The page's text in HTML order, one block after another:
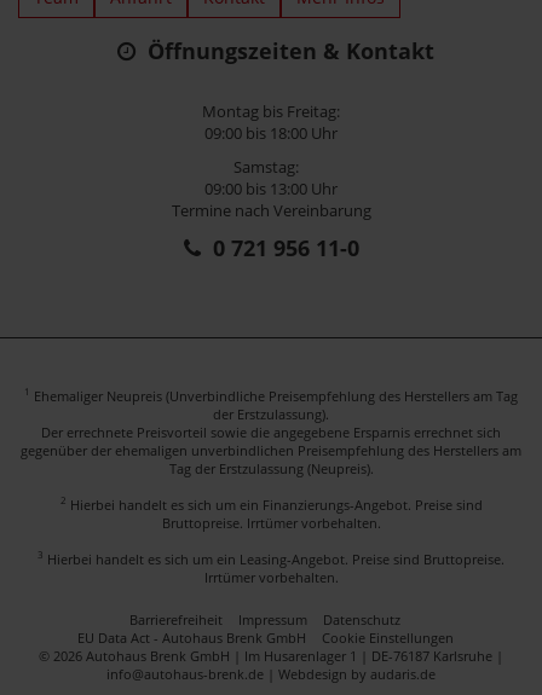
Öffnungszeiten & Kontakt
Montag bis Freitag:
09:00 bis 18:00 Uhr
Samstag:
09:00 bis 13:00 Uhr
Termine nach Vereinbarung
0 721 956 11-0
1 Ehemaliger Neupreis (Unverbindliche Preisempfehlung des Herstellers am Tag
der Erstzulassung).
Der errechnete Preisvorteil sowie die angegebene Ersparnis errechnet sich
gegenüber der ehemaligen unverbindlichen Preisempfehlung des Herstellers am
Tag der Erstzulassung (Neupreis).
2 Hierbei handelt es sich um ein Finanzierungs-Angebot. Preise sind
Bruttopreise. Irrtümer vorbehalten.
3 Hierbei handelt es sich um ein Leasing-Angebot. Preise sind Bruttopreise.
Irrtümer vorbehalten.
Barrierefreiheit Impressum
Datenschutz
EU Data Act - Autohaus Brenk GmbH
Cookie Einstellungen
© 2026 Autohaus Brenk GmbH | Im Husarenlager 1 | DE-76187 Karlsruhe |
info@autohaus-brenk.de | Webdesign by audaris.de